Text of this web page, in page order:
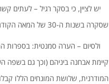
יש לציין, כי בסקר רגיל – לעתים
שסקרה בשנות ה-30 של המאה הקודמת את סביבת תל שרוחן, לאחר חפירתו, טעתה בזיהוי שכזה.
ולסיום – הערה סמנטית: בספרות
קיימת אבחנה ביניהם (וכך גם בשפה
המודרנית, שלושת המונחים הללו